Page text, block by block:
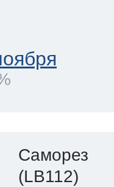
Саморез
(LB112)